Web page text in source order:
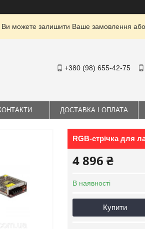
Ви можете залишити Ваше замовлення
+380 (98) 655-42-75
ДОСТАВКА І ОПЛАТА
RGB-стрічка для
4 896 ₴
В наявності
Купити